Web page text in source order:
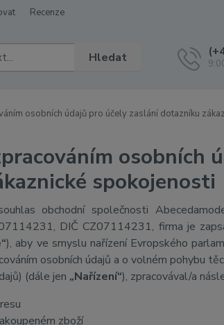
Recenze
Hledat
osobních údajů pro účely zaslání dotazníku
osobních
spokojenosti
obchodní společnosti
DIČ CZ07114231, firma je
), aby ve smyslu nařízení Evropského
osobních údajů a o volném pohybu
(dále jen „Nařízení“), zpracovával/a
zboží